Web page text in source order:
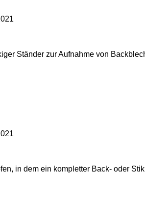
Ständer zur Aufnahme von
in dem ein kompletter Back- oder